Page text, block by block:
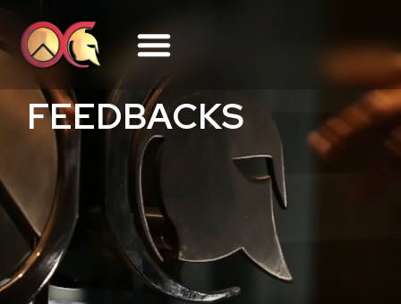
FEEDBACKS